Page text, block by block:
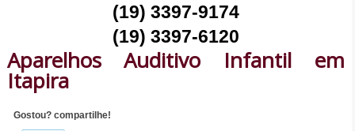
(19) 3397-9174
(19) 3397-6120
Aparelhos Auditivo Infantil em
Itapira
Gostou? compartilhe!